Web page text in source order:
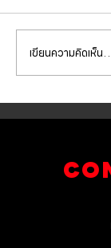
Mercedes
รับบริการเ
น้ำมันเกียร์
เขียนความคิดเห็น